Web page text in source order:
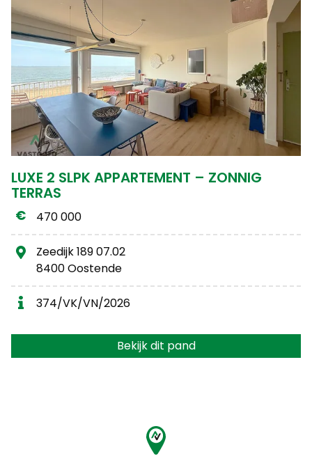
LUXE 2 SLPK APPARTEMENT – ZONNIG
TERRAS
470 000
Zeedijk 189 07.02
8400 Oostende
374/VK/VN/2026
Bekijk dit pand